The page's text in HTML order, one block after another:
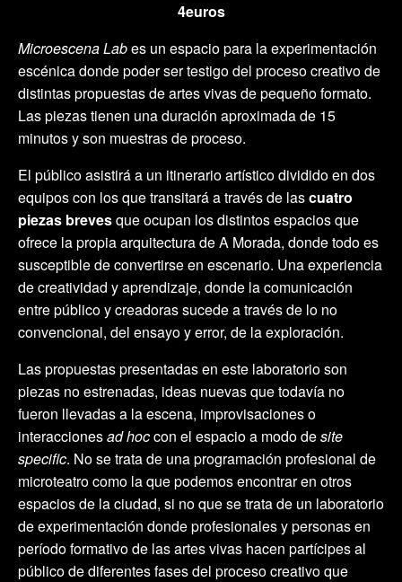
4euros
Microescena Labes un espacio para la experimentación
escénica donde poder ser testigo del proceso creativo de
distintas propuestas de artes vivas de pequeño formato.
Las piezas tienen una duración aproximada de 15
minutos y son muestras de proceso.
El público asistirá a un itinerario artístico dividido en dos
equipos con los que transitará a través de lascuatro
piezas brevesque ocupan los distintos espacios que
ofrece la propia arquitectura de A Morada, donde todo es
susceptible de convertirse en escenario. Una experiencia
de creatividad y aprendizaje, donde la comunicación
entre público y creadoras sucede a través de lo no
convencional, del ensayo y error, de la exploración.
Las propuestas presentadas en este laboratorio son
piezas no estrenadas, ideas nuevas que todavía no
fueron llevadas a la escena, improvisaciones o
interaccionesad hoccon el espacio a modo desite
specific. No se trata de una programación profesional de
microteatro como la que podemos encontrar en otros
espacios de la ciudad, si no que se trata de un laboratorio
de experimentación donde profesionales y personas en
período formativo de las artes vivas hacen partícipes al
público de diferentes fases del proceso creativo que